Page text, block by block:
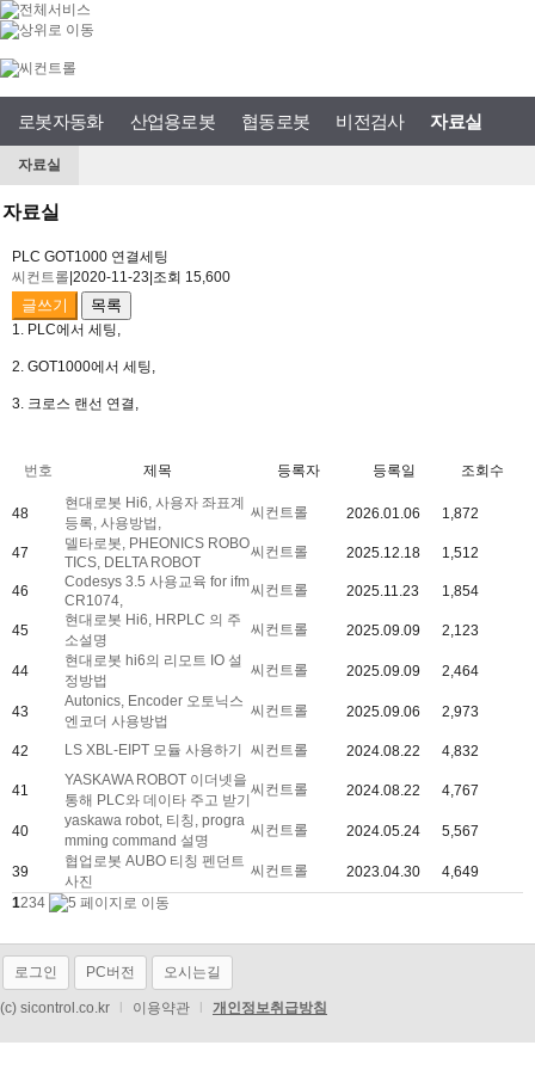
로봇자동화 산업용로봇 협동로봇 비전검사 자료실
자료실
자료실
PLC GOT1000 연결세팅
씨컨트롤 2020-11-23 조회 15,600
글쓰기 목록
1. PLC에서 세팅,
2. GOT1000에서 세팅,
3. 크로스 랜선 연결,
번호 제목 등록자 등록일 조회수
48
현대로봇 Hi6, 사용자 좌표계
등록, 사용방법,
씨컨트롤 2026.01.06 1,872
47
델타로봇, PHEONICS ROBO
TICS, DELTA ROBOT
씨컨트롤 2025.12.18 1,512
46
Codesys 3.5 사용교육 for ifm
CR1074,
씨컨트롤 2025.11.23 1,854
45
현대로봇 Hi6, HRPLC 의 주
소설명
씨컨트롤 2025.09.09 2,123
44
현대로봇 hi6의 리모트 IO 설
정방법
씨컨트롤 2025.09.09 2,464
43
Autonics, Encoder 오토닉스
엔코더 사용방법
씨컨트롤 2025.09.06 2,973
42 LS XBL-EIPT 모듈 사용하기 씨컨트롤 2024.08.22 4,832
41
YASKAWA ROBOT 이더넷을
통해 PLC와 데이타 주고 받기
씨컨트롤 2024.08.22 4,767
40
yaskawa robot, 티칭, progra
mming command 설명
씨컨트롤 2024.05.24 5,567
39
협업로봇 AUBO 티칭 펜던트
사진
씨컨트롤 2023.04.30
4,649
1234
로그인 PC버전 오시는길
(c) sicontrol.co.kr 이용약관 개인정보취급방침